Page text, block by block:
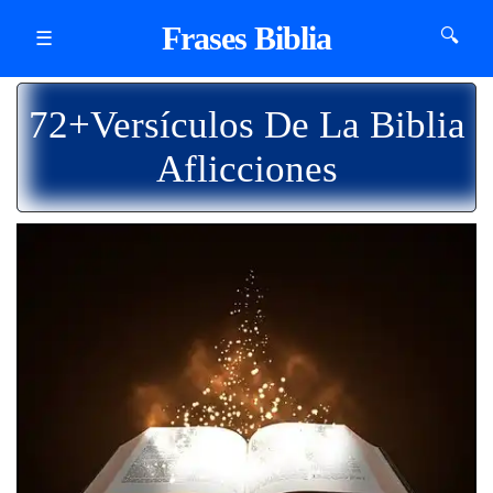
☰ Frases Biblia 🔍
72+Versículos De La Biblia
Aflicciones